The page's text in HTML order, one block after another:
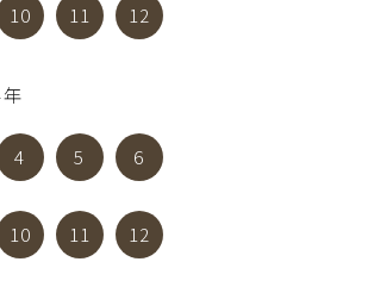
10 11 12
4 5 6
10 11 12